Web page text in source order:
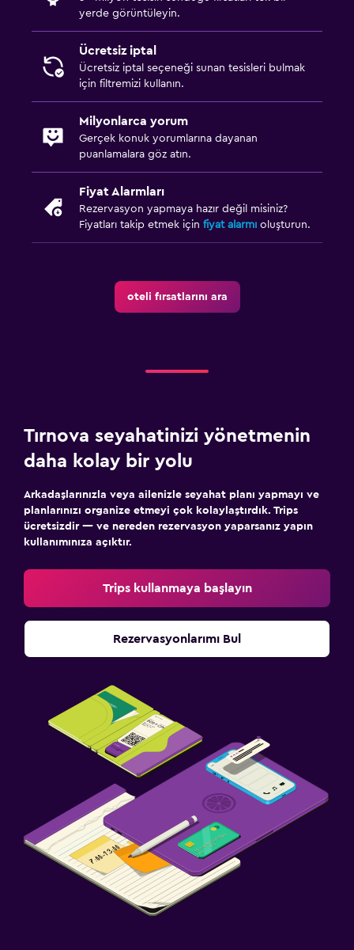
yerde görüntüleyin.
Ücretsiz iptal
Ücretsiz iptal seçeneği sunan tesisleri bulmak
için filtremizi kullanın.
Milyonlarca yorum
Gerçek konuk yorumlarına dayanan
puanlamalara göz atın.
Fiyat Alarmları
Rezervasyon yapmaya hazır değil misiniz?
Fiyatları takip etmek için fiyat alarmı oluşturun.
oteli fırsatlarını ara
Tırnova seyahatinizi yönetmenin
daha kolay bir yolu
Arkadaşlarınızla veya ailenizle seyahat planı yapmayı ve
planlarınızı organize etmeyi çok kolaylaştırdık. Trips
ücretsizdir — ve nereden rezervasyon yaparsanız yapın
kullanımınıza açıktır.
Trips kullanmaya başlayın
Rezervasyonlarımı Bul